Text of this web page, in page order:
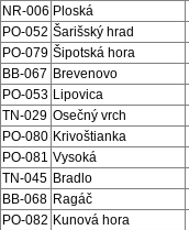
NR-006 Ploská
PO-052 Šarišský hrad
PO-079 Šipotská hora
BB-067 Brevenovo
PO-053 Lipovica
TN-029 Osečný vrch
PO-080 Krivoštianka
PO-081 Vysoká
TN-045 Bradlo
BB-068 Ragáč
PO-082 Kunová hora